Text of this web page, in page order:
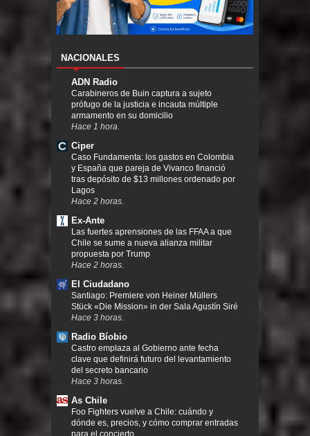
NACIONALES
ADN Radio
Carabineros de Buin captura a sujeto
prófugo de la justicia e incauta múltiple
armamento en su domicilio
Hace 1 hora.
Ciper
Caso Fundamenta: los gastos en Colombia
y España que pareja de Vivanco financió
tras depósito de $13 millones ordenado por
Lagos
Hace 2 horas.
Ex-Ante
Las fuertes aprensiones de las FFAA a que
Chile se sume a nueva alianza militar
propuesta por Trump
Hace 2 horas.
El Ciudadano
Santiago: Premiere von Heiner Müllers
Stück «Die Mission» in der Sala Agustín Siré
Hace 3 horas.
Radio Bíobio
Castro emplaza al Gobierno ante fecha
clave que definirá futuro del levantamiento
del secreto bancario
Hace 3 horas.
As Chile
Foo Fighters vuelve a Chile: cuándo y
dónde es, precios, y cómo comprar entradas